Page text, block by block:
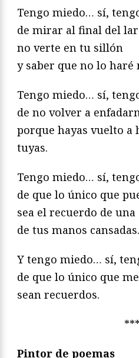
Tengo miedo… sí,
de mirar al final del
no verte en tu sillón
y saber que no lo haré
Tengo miedo… sí,
de no volver a
porque hayas vuelto a
tuyas.
Tengo miedo… sí,
de que lo único que
sea el recuerdo de
de tus manos cansadas.
Y tengo miedo… sí,
de que lo único que
sean recuerdos.
***
Pintor de poemas